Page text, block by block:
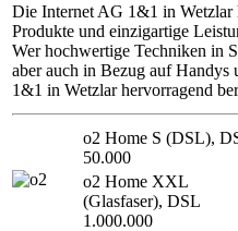
Die Internet AG 1&1 in
Produkte und einzigartige
Wer hochwertige Techniken in
aber auch in Bezug auf Handys
1&1 in Wetzlar hervorragend
o2 Home S (DSL),
50.000
o2 Home XXL
(Glasfaser), DSL
1.000.000